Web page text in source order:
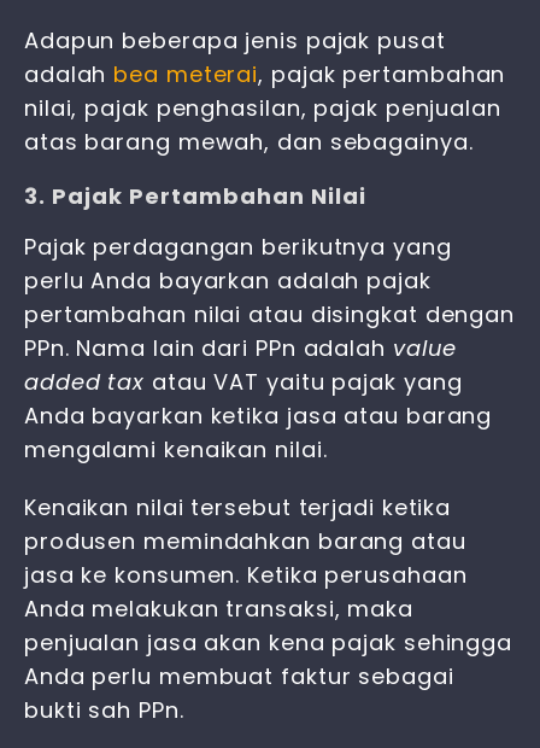
Adapun beberapa jenis pajak pusat
adalah bea meterai, pajak pertambahan
nilai, pajak penghasilan, pajak penjualan
atas barang mewah, dan sebagainya.
3. Pajak Pertambahan Nilai
Pajak perdagangan berikutnya yang
perlu Anda bayarkan adalah pajak
pertambahan nilai atau disingkat dengan
PPn. Nama lain dari PPn adalah value
added tax atau VAT yaitu pajak yang
Anda bayarkan ketika jasa atau barang
mengalami kenaikan nilai.
Kenaikan nilai tersebut terjadi ketika
produsen memindahkan barang atau
jasa ke konsumen. Ketika perusahaan
Anda melakukan transaksi, maka
penjualan jasa akan kena pajak sehingga
Anda perlu membuat faktur sebagai
bukti sah PPn.